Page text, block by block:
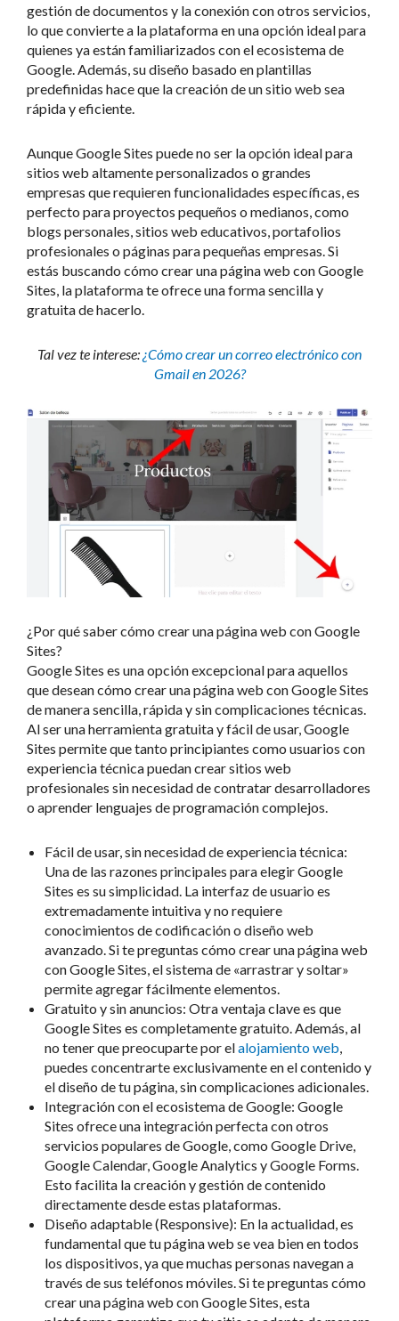
gestión de documentos y la conexión con otros servicios,
lo que convierte a la plataforma en una opción ideal para
quienes ya están familiarizados con el ecosistema de
Google. Además, su diseño basado en plantillas
predefinidas hace que la creación de un sitio web sea
rápida y eficiente.
Aunque Google Sites puede no ser la opción ideal para
sitios web altamente personalizados o grandes
empresas que requieren funcionalidades específicas, es
perfecto para proyectos pequeños o medianos, como
blogs personales, sitios web educativos, portafolios
profesionales o páginas para pequeñas empresas. Si
estás buscando cómo crear una página web con Google
Sites, la plataforma te ofrece una forma sencilla y
gratuita de hacerlo.
Tal vez te interese: ¿Cómo crear un correo electrónico con
Gmail en 2026?
¿Por qué saber cómo crear una página web con Google
Sites?
Google Sites es una opción excepcional para aquellos
que desean cómo crear una página web con Google Sites
de manera sencilla, rápida y sin complicaciones técnicas.
Al ser una herramienta gratuita y fácil de usar, Google
Sites permite que tanto principiantes como usuarios con
experiencia técnica puedan crear sitios web
profesionales sin necesidad de contratar desarrolladores
o aprender lenguajes de programación complejos.
Fácil de usar, sin necesidad de experiencia técnica:
Una de las razones principales para elegir Google
Sites es su simplicidad. La interfaz de usuario es
extremadamente intuitiva y no requiere
conocimientos de codificación o diseño web
avanzado. Si te preguntas cómo crear una página web
con Google Sites, el sistema de «arrastrar y soltar»
permite agregar fácilmente elementos.
Gratuito y sin anuncios: Otra ventaja clave es que
Google Sites es completamente gratuito. Además, al
no tener que preocuparte por elalojamiento web,
puedes concentrarte exclusivamente en el contenido y
el diseño de tu página, sin complicaciones adicionales.
Integración con el ecosistema de Google: Google
Sites ofrece una integración perfecta con otros
servicios populares de Google, como Google Drive,
Google Calendar, Google Analytics y Google Forms.
Esto facilita la creación y gestión de contenido
directamente desde estas plataformas.
Diseño adaptable (Responsive): En la actualidad, es
fundamental que tu página web se vea bien en todos
los dispositivos, ya que muchas personas navegan a
través de sus teléfonos móviles. Si te preguntas cómo
crear una página web con Google Sites, esta